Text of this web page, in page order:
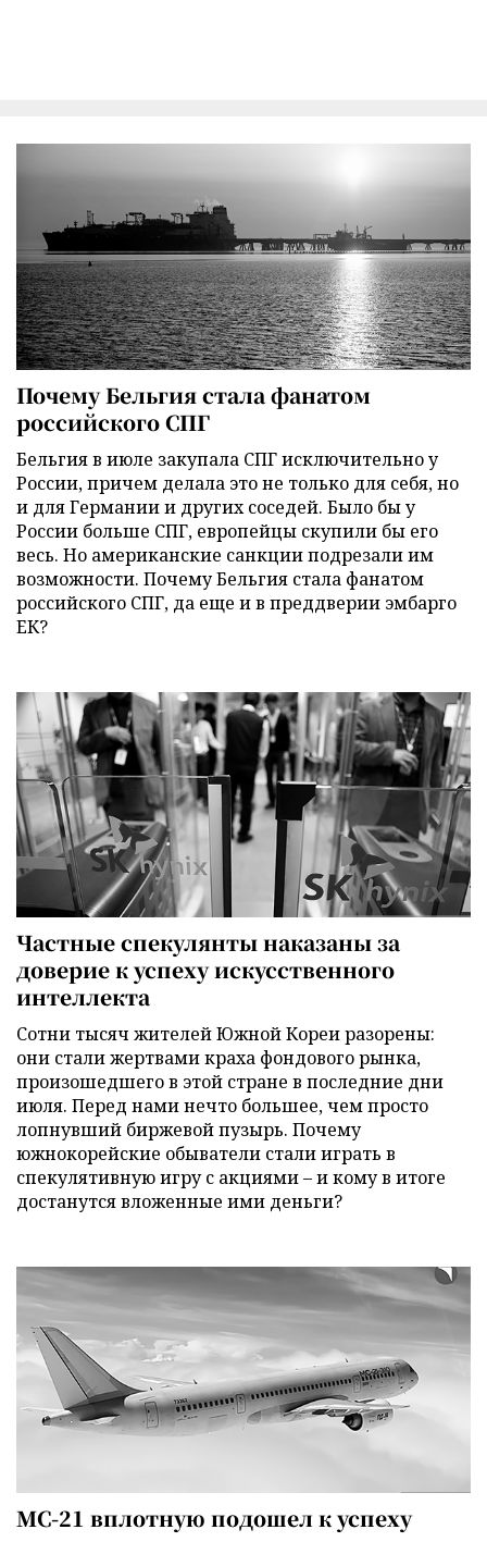
Почему Бельгия стала фанатом
российского СПГ
Бельгия в июле закупала СПГ исключительно у
России, причем делала это не только для себя, но
и для Германии и других соседей. Было бы у
России больше СПГ, европейцы скупили бы его
весь. Но американские санкции подрезали им
возможности. Почему Бельгия стала фанатом
российского СПГ, да еще и в преддверии эмбарго
ЕК?
Частные спекулянты наказаны за
доверие к успеху искусственного
интеллекта
Сотни тысяч жителей Южной Кореи разорены:
они стали жертвами краха фондового рынка,
произошедшего в этой стране в последние дни
июля. Перед нами нечто большее, чем просто
лопнувший биржевой пузырь. Почему
южнокорейские обыватели стали играть в
спекулятивную игру с акциями – и кому в итоге
достанутся вложенные ими деньги?
МС-21 вплотную подошел к успеху